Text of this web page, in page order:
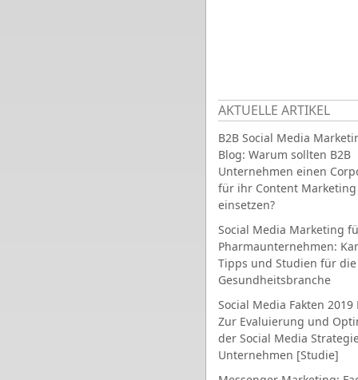
AKTUELLE ARTIKEL
B2B Social Media
Blog: Warum sollten B2B
Unternehmen einen
für ihr Content Marketing
einsetzen?
Social Media Marketing
Pharmaunternehmen:
Tipps und Studien für die
Gesundheitsbranche
Social Media Fakten 2019
Zur Evaluierung und
der Social Media
Unternehmen [Studie]